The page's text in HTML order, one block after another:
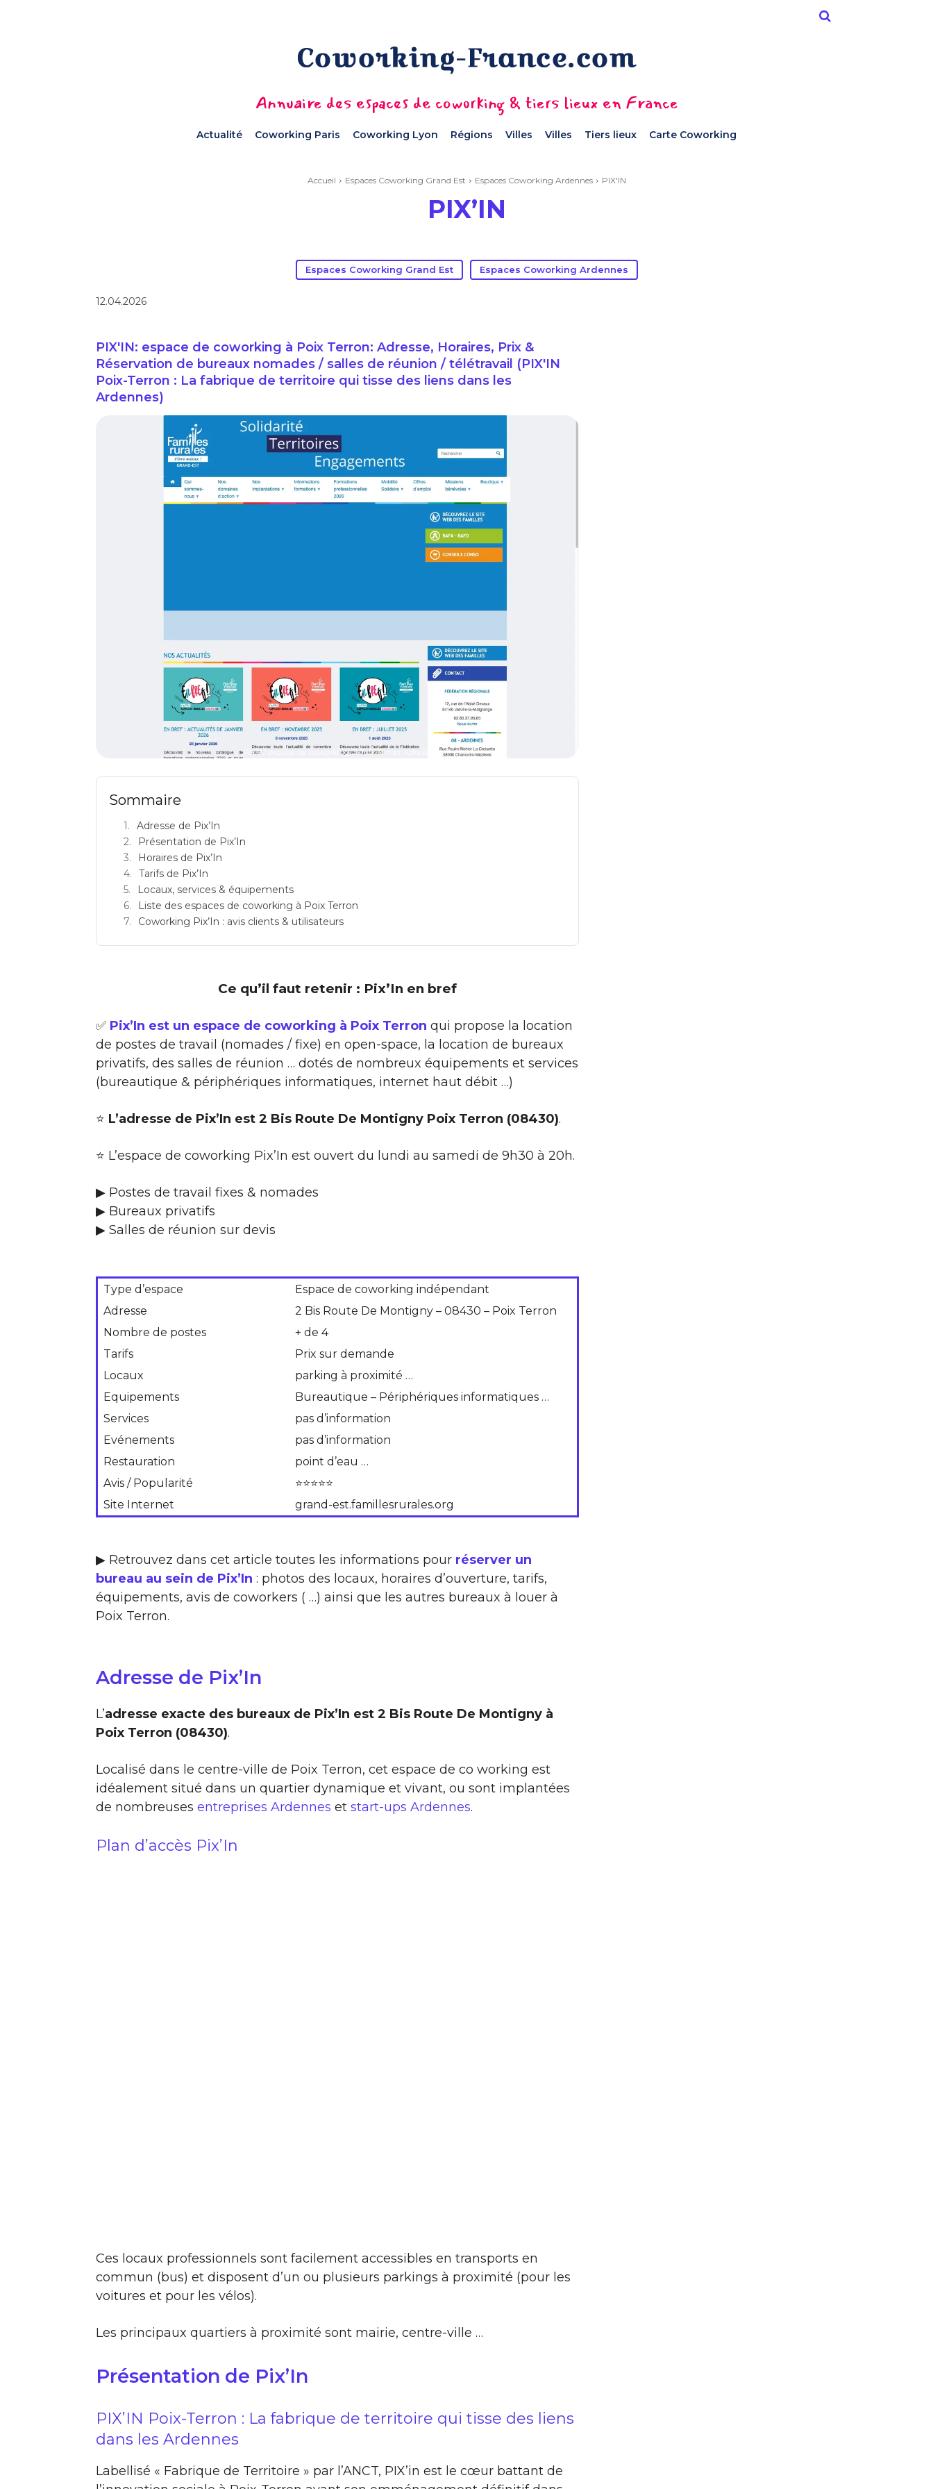
Annuaire des espaces de coworking & tiers lieux en France
Actualité Coworking Paris Coworking Lyon Régions Villes Villes Tiers lieux Carte Coworking
Accueil Espaces Coworking Grand Est Espaces Coworking Ardennes PIX'IN
PIX’IN
Espaces Coworking Grand Est Espaces Coworking Ardennes
12.04.2026
PIX'IN: espace de coworking à Poix Terron: Adresse, Horaires, Prix &
Réservation de bureaux nomades / salles de réunion / télétravail (PIX'IN
Poix-Terron : La fabrique de territoire qui tisse des liens dans les
Ardennes)
PIX'IN: espace de coworking à Poix Terron: Adresse
Sommaire
Adresse de Pix’In
Présentation de Pix’In
Horaires de Pix’In
Tarifs de Pix’In
Locaux, services & équipements
Liste des espaces de coworking à Poix Terron
Coworking Pix’In : avis clients & utilisateurs
Ce qu’il faut retenir : Pix’In en bref
✅ Pix’In est un espace de coworking à Poix Terron qui propose la location
de postes de travail (nomades / fixe) en open-space, la location de bureaux
privatifs, des salles de réunion … dotés de nombreux équipements et services
(bureautique & périphériques informatiques, internet haut débit …)
⭐ L’adresse de Pix’In est 2 Bis Route De Montigny Poix Terron (08430).
⭐ L’espace de coworking Pix’In est ouvert du lundi au samedi de 9h30 à 20h.
▶ Postes de travail fixes & nomades
▶ Bureaux privatifs
▶ Salles de réunion sur devis
Type d’espace
Espace de coworking indépendant
Adresse
2 Bis Route De Montigny – 08430 – Poix Terron
Nombre de postes
+ de 4
Tarifs
Prix sur demande
Locaux
parking à proximité …
Equipements
Bureautique – Périphériques informatiques …
Services
pas d’information
Evénements
pas d’information
Restauration
point d’eau …
Avis / Popularité
⭐⭐⭐⭐⭐
Site Internet
grand-est.famillesrurales.org
▶ Retrouvez dans cet article toutes les informations pour réserver un
bureau au sein de Pix’In : photos des locaux, horaires d’ouverture, tarifs,
équipements, avis de coworkers ( …) ainsi que les autres bureaux à louer à
Poix Terron.
Adresse de Pix’In
L’adresse exacte des bureaux de Pix’In est 2 Bis Route De Montigny à
Poix Terron (08430).
Localisé dans le centre-ville de Poix Terron, cet espace de co working est
idéalement situé dans un quartier dynamique et vivant, ou sont implantées
de nombreuses entreprises Ardennes et start-ups Ardennes.
Plan d’accès Pix’In
Ces locaux professionnels sont facilement accessibles en transports en
commun (bus) et disposent d’un ou plusieurs parkings à proximité (pour les
voitures et pour les vélos).
Les principaux quartiers à proximité sont mairie, centre-ville …
Présentation de Pix’In
PIX’IN Poix-Terron : La fabrique de territoire qui tisse des liens
dans les Ardennes
Labellisé « Fabrique de Territoire » par l’ANCT, PIX’in est le cœur battant de